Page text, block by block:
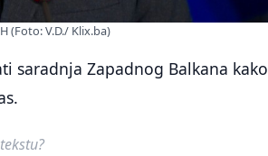
(Foto: V.D./ Klix.ba)
saradnja Zapadnog Balkana kako